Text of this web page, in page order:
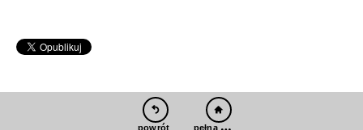
powrót pełna wersja